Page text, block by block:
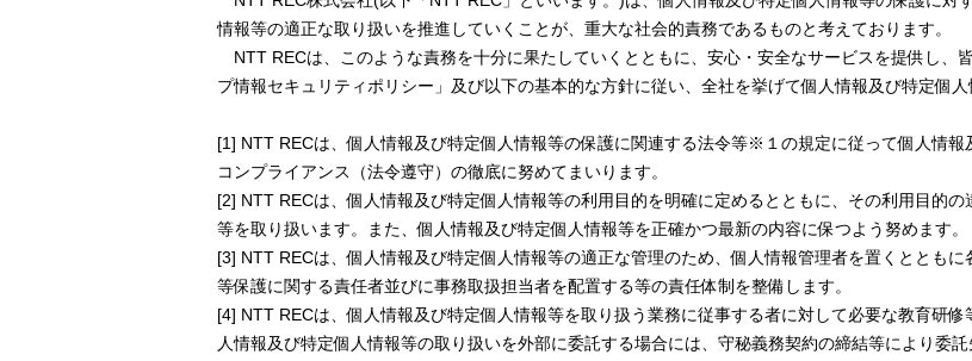
情報等の適正な取り扱いを推進していくことが、重大な社会的責務であるものと考えております。
NTT RECは、このような責務を十分に果たしていくとともに、安心・安全なサービスを提供し、
プ情報セキュリティポリシー」及び以下の基本的な方針に従い、全社を挙げて個人情報及び特定個人
[1] NTT RECは、個人情報及び特定個人情報等の保護に関連する法令等※１の規定に従って個人情報
コンプライアンス（法令遵守）の徹底に努めてまいります。
[2] NTT RECは、個人情報及び特定個人情報等の利用目的を明確に定めるとともに、その利用目的
等を取り扱います。また、個人情報及び特定個人情報等を正確かつ最新の内容に保つよう努めます。
[3] NTT RECは、個人情報及び特定個人情報等の適正な管理のため、個人情報管理者を置くととも
等保護に関する責任者並びに事務取扱担当者を配置する等の責任体制を整備します。
[4] NTT RECは、個人情報及び特定個人情報等を取り扱う業務に従事する者に対して必要な教育研
人情報及び特定個人情報等の取り扱いを外部に委託する場合には、守秘義務契約の締結等により委